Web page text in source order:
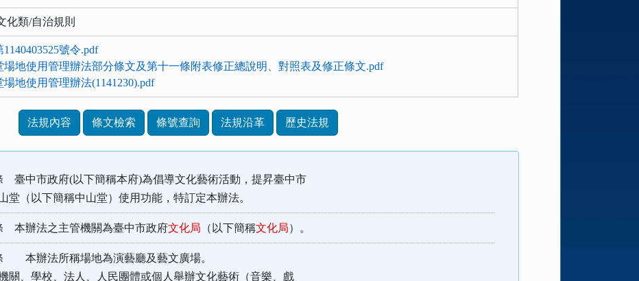
化類/自治規則
號令.pdf
場地使用管理辦法部分條文及第十一條附表修正總說明、對照表及修正條文.pdf
地使用管理辦法(1141230).pdf
法規內容 條文檢索 條號查詢 法規沿革 歷史法規
臺中市政府(以下簡稱本府)為倡導文化藝術活動，提昇臺中市
（以下簡稱中山堂）使用功能，特訂定本辦法。
本辦法之主管機關為臺中市政府文化局 （以下簡稱文化局）。
本辦法所稱場地為演藝廳及藝文廣場。
學校、法人、人民團體或個人舉辦文化藝術（音樂、戲